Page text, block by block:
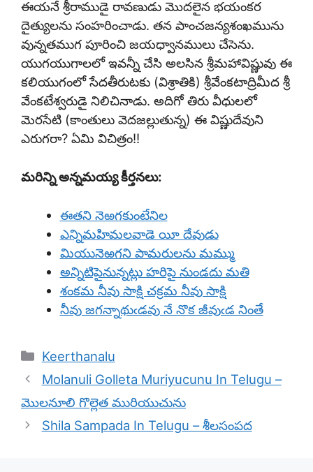
ఈయనే శ్రీరాముడై రావణుడు మొదలైన భయంకర
దైత్యులను సంహరించాడు. తన పాంచజన్యశంఖమును
వున్నతముగ పూరించి జయధ్వానములు చేసెను.
యుగయుగాలలో ఇవన్నీ చేసి అలసిన శ్రీమహావిష్ణువు ఈ
కలియుగంలో సేదతీరుటకు (విశ్రాతికి) శ్రీవేంకటాద్రిమీద శ్రీ
వేంకటేశ్వరుడై నిలిచినాడు. అదిగో తిరు వీధులలో
మెరసేటి (కాంతులు వెదజల్లుతున్న) ఈ విష్ణుదేవుని
ఎరుగరా? ఏమి విచిత్రం!!
మరిన్ని అన్నమయ్య కీర్తనలు:
ఈతని నెఱగకుంటేనిల
ఎన్నిమహిమలవాడె యీ దేవుడు
మియునెఱగని పామరులను మమ్ము
అన్నిటిపైనున్నట్లు హరిపై నుండదు మతి
శంకమ నీవు సాక్షి చక్రమ నీవు సాక్షి
నీవు జగన్నాథుఁడవు నే నొక జీవుఁడ నింతే
Categories
Keerthanalu
Molanuli Golleta Muriyucunu In Telugu –
మొలనూలి గొల్లెత మురియుచును
Shila Sampada In Telugu – శీలసంపద